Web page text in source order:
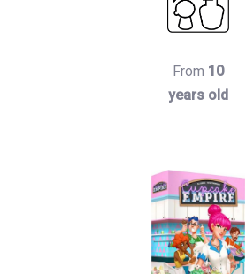
From 10
years old